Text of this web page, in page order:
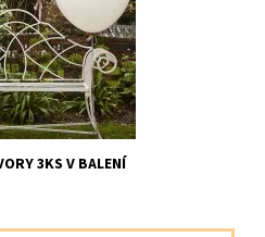
3KS V BALENÍ